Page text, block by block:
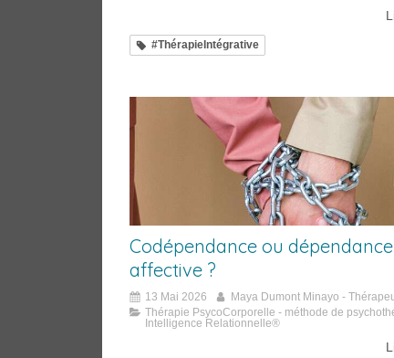
#ThérapieIntégrative
Codépendance ou dépendance
affective ?
13 Mai 2026
Maya Dumont Minayo -
Thérapie PsycoCorporelle - méthode de
Intelligence Relationnelle®